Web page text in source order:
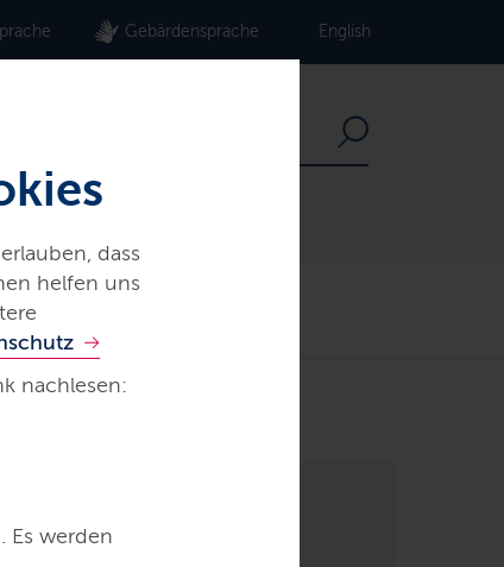
dass
helfen uns
nachlesen:
Es werden
Gebärdensprache English
echte Norden